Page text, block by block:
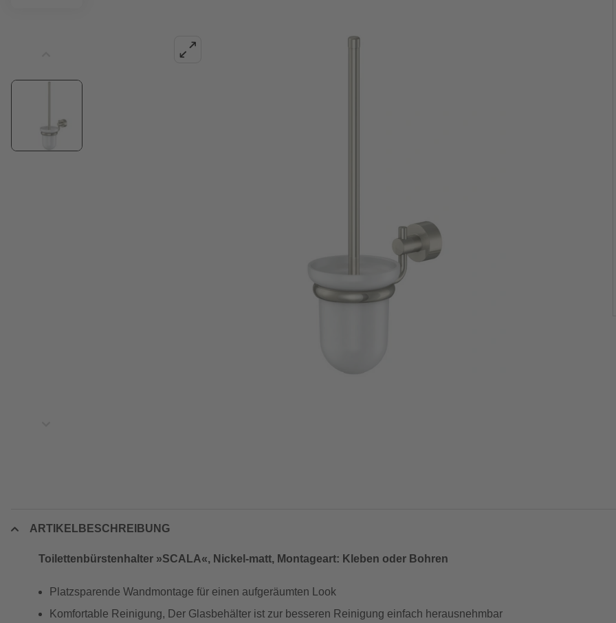
ARTIKELBESCHREIBUNG
Toilettenbürstenhalter »SCALA«, Nickel-matt, Montageart: Kleben oder Bohren
Platzsparende Wandmontage für einen aufgeräumten Look
Komfortable Reinigung, Der Glasbehälter ist zur besseren Reinigung einfach herausnehmbar